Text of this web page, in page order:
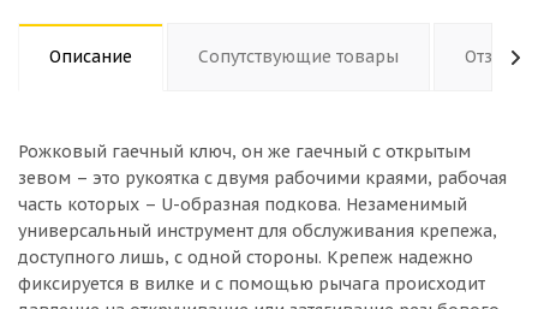
Описание Сопутствующие товары Отзывы
Рожковый гаечный ключ, он же гаечный с открытым
зевом – это рукоятка с двумя рабочими краями, рабочая
часть которых – U-образная подкова. Незаменимый
универсальный инструмент для обслуживания крепежа,
доступного лишь, с одной стороны. Крепеж надежно
фиксируется в вилке и с помощью рычага происходит